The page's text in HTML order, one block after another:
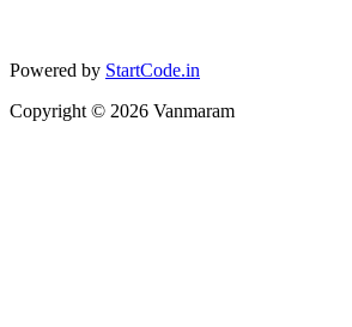
Powered by StartCode.in
Copyright © 2026 Vanmaram